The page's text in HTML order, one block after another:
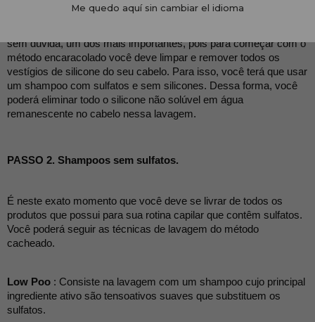
sem dúvida, um dos mais importantes, pois para começar com o
método encaracolado você deve limpar e remover todos os
vestígios de silicone do seu cabelo. Para isso, você terá que usar
um shampoo com sulfatos e sem silicones. Dessa forma, você
poderá eliminar todo o silicone não solúvel em água
remanescente no cabelo nessa lavagem.
PASSO 2. Shampoos sem sulfatos.
É neste exato momento que você deve se livrar de todos os
produtos que possui para sua rotina capilar que contêm sulfatos.
Você poderá seguir as técnicas de lavagem do método
cacheado.
Low Poo : Consiste na lavagem com um shampoo cujo principal
ingrediente ativo são tensoativos suaves que substituem os
sulfatos.
Me quedo aquí sin cambiar el idioma